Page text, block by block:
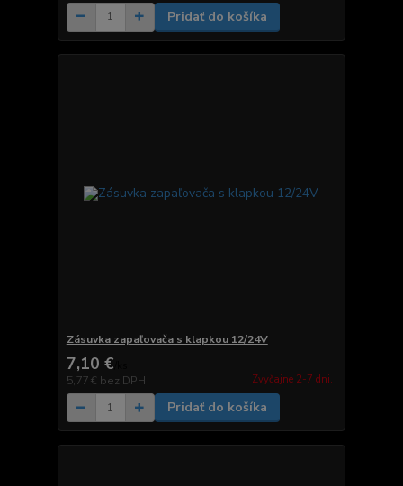
Pridať do košíka
Zásuvka zapaľovača s klapkou 12/24V
7,10 €
5,77 € bez DPH Zvyčajne 2-7 dni.
Pridať do košíka